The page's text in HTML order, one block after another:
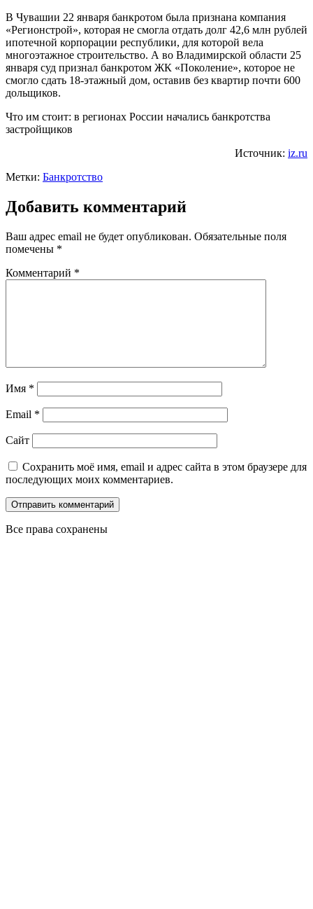
В Чувашии 22 января банкротом была признана компания
«Регионстрой», которая не смогла отдать долг 42,6 млн рублей
ипотечной корпорации республики, для которой вела
многоэтажное строительство. А во Владимирской области 25
января суд признал банкротом ЖК «Поколение», которое не
смогло сдать 18-этажный дом, оставив без квартир почти 600
дольщиков.
Что им стоит: в регионах России начались банкротства
застройщиков
Источник: iz.ru
Метки: Банкротство
Добавить комментарий
Ваш адрес email не будет опубликован. Обязательные поля
помечены *
Комментарий *
Имя *
Email *
Сайт
Сохранить моё имя, email и адрес сайта в этом браузере для
последующих моих комментариев.
Все права сохранены